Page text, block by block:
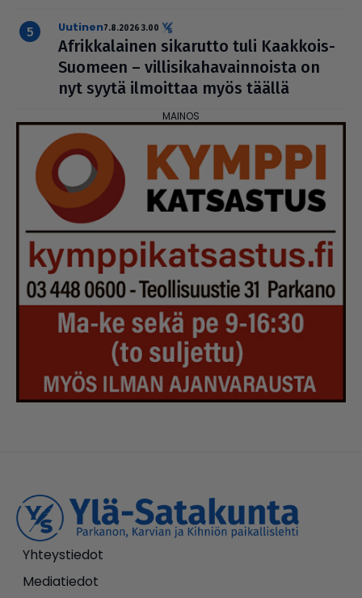
uutinen7.8.2026 3.00
Afrik­ka­lai­nen sikarutto tuli Kaakkois-
Suomeen – vil­li­si­ka­ha­vain­noista on
nyt syytä ilmoittaa myös täällä
Yhteystiedot
Mediatiedot